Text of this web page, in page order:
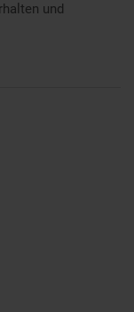
und